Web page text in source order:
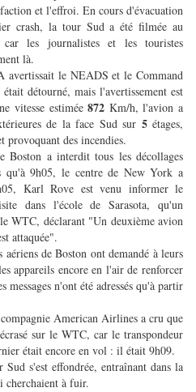
et l'effroi. En cours d'évacuation
crash, la tour Sud a été filmée au
les journalistes et les touristes
là.
avertissait le NEADS et le Command
détourné, mais l'avertissement est
vitesse estimée872 Km/h, l'avion a
de la face Sud sur 5étages,
des incendies.
a interdit tous les décollages
qu'à 9h05, le centre de New York a
Karl Rove est venu informer le
dans l'école de Sarasota, qu'un
WTC, déclarant "Un deuxième avion
attaquée".
de Boston ont demandé à leurs
appareils encore en l'air de renforcer
n'ont été adressés qu'à partir
American Airlines a cru que
sur le WTC, car le transpondeur
était encore en vol : il était 9h09.
s'est effondrée, entraînant dans la
cherchaient à fuir.